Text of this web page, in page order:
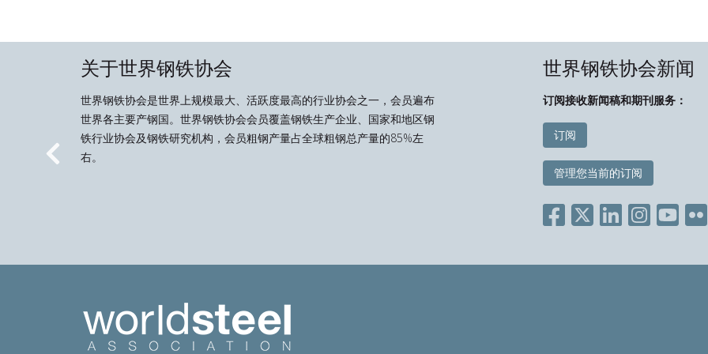
关于世界钢铁协会
世界钢铁协会是世界上规模最大、活跃度最高的行业协会之一，会员遍布
世界各主要产钢国。世界钢铁协会会员覆盖钢铁生产企业、国家和地区钢
铁行业协会及钢铁研究机构，会员粗钢产量占全球粗钢总产量的85%左
右。
世界钢铁协会新闻
订阅接收新闻稿和期刊服务：
订阅
管理您当前的订阅
Previous